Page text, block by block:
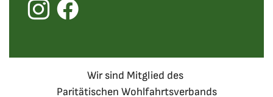
noh bieneen auf Instagram
noh bieneen auf Facebook
Wir sind Mitglied des
Paritätischen Wohlfahrtsverbands